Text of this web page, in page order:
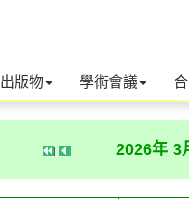
出版物 學術會議
2026年 3